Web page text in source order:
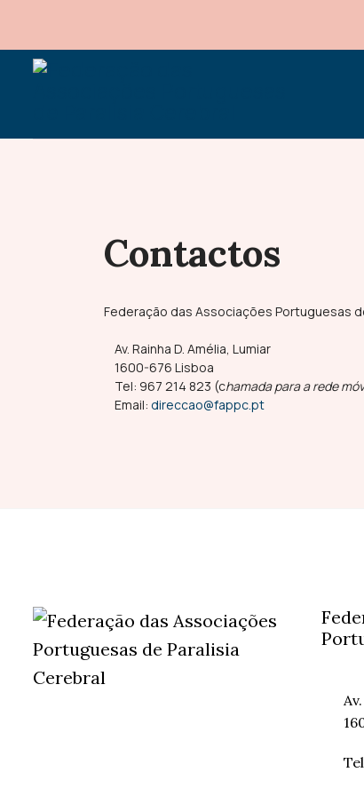
Contactos
Federação das Associações Portuguesas
Av. Rainha D. Amélia, Lumiar
1600-676 Lisboa
Tel: 967 214 823 (chamada para a rede
Email: direccao@fappc.pt